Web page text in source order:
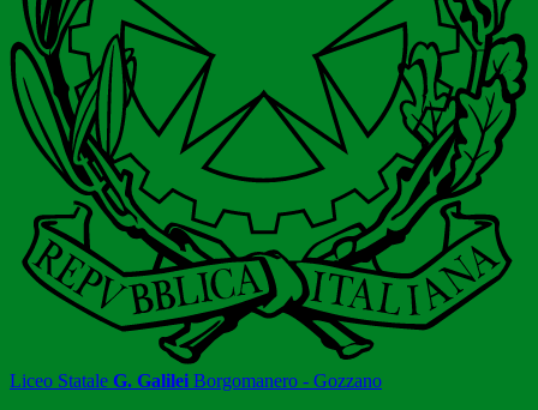
Liceo Statale G. Galilei Borgomanero - Gozzano